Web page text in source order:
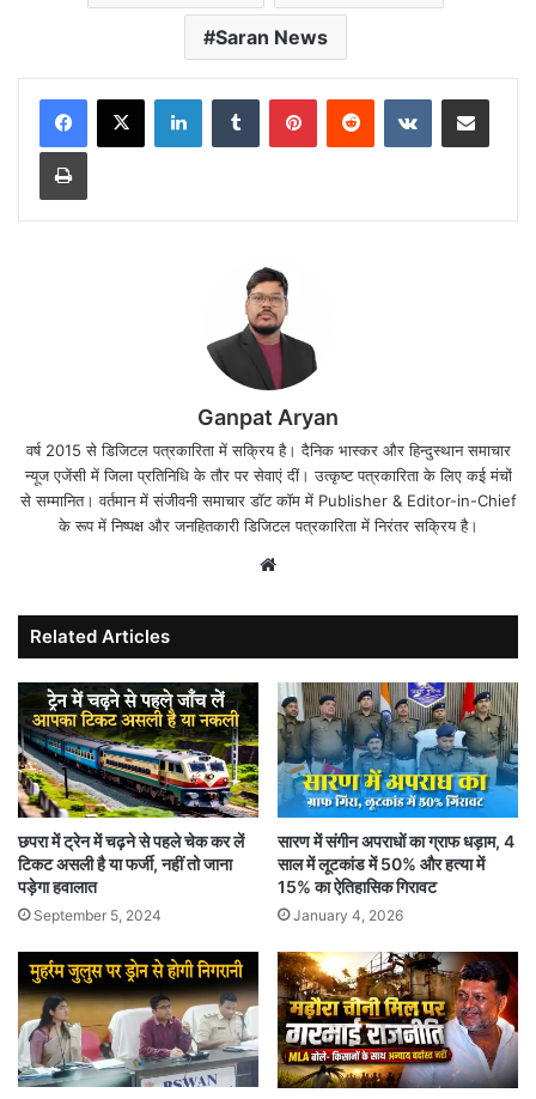
Saran News
LinkedInTumblr PinterestReddit VKontakteShare via Email
Print
Ganpat Aryan
वर्ष 2015 से डिजिटल पत्रकारिता में सक्रिय है। दैनिक भास्कर और हिन्दुस्थान समाचार
न्यूज एजेंसी में जिला प्रतिनिधि के तौर पर सेवाएं दीं। उत्कृष्ट पत्रकारिता के लिए कई मंचों
से सम्मानित। वर्तमान में संजीवनी समाचार डॉट कॉम में Publisher & Editor-in-Chief
के रूप में निष्पक्ष और जनहितकारी डिजिटल पत्रकारिता में निरंतर सक्रिय है।
Related Articles
छपरा में ट्रेन में चढ़ने से पहले चेक कर लें
टिकट असली है या फर्जी, नहीं तो जाना
पड़ेगा हवालात
September 5, 2024
सारण में संगीन अपराधों का ग्राफ धड़ाम, 4
साल में लूटकांड में 50% और हत्या में
15% का ऐतिहासिक गिरावट
January 4, 2026